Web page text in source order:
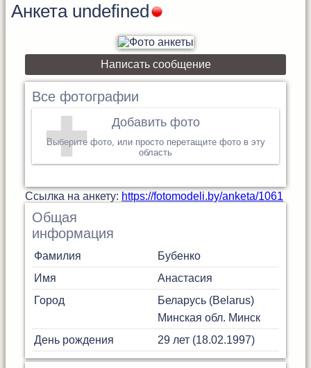
Анкета undefined
Написать сообщение
Все фотографии
Добавить фото
Выберите фото, или просто перетащите фото в эту
область
Cсылка на анкету: https://fotomodeli.by/anketa/1061
Общая
информация
Фамилия
Бубенко
Имя
Анастасия
Город
Беларусь (Belarus)
Минская обл. Минск
День рождения
29 лет (18.02.1997)